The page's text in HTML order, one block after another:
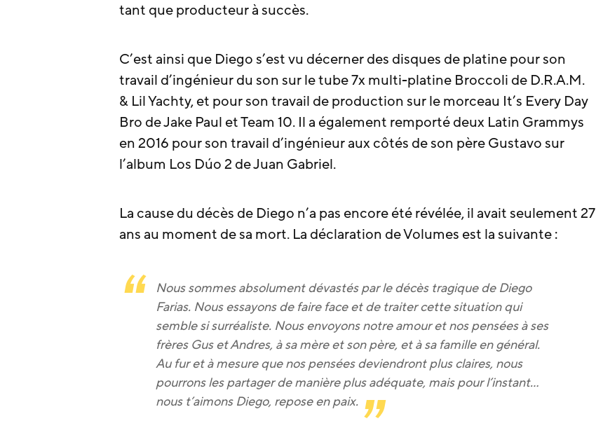
tant que producteur à succès.
C’est ainsi que Diego s’est vu décerner des disques de platine pour son
travail d’ingénieur du son sur le tube 7x multi-platine Broccoli de D.R.A.M.
& Lil Yachty, et pour son travail de production sur le morceau It’s Every Day
Bro de Jake Paul et Team 10. Il a également remporté deux Latin Grammys
en 2016 pour son travail d’ingénieur aux côtés de son père Gustavo sur
l’album Los Dúo 2 de Juan Gabriel.
La cause du décès de Diego n’a pas encore été révélée, il avait seulement 27
ans au moment de sa mort. La déclaration de Volumes est la suivante :
Nous sommes absolument dévastés par le décès tragique de Diego
Farias. Nous essayons de faire face et de traiter cette situation qui
semble si surréaliste. Nous envoyons notre amour et nos pensées à ses
frères Gus et Andres, à sa mère et son père, et à sa famille en général.
Au fur et à mesure que nos pensées deviendront plus claires, nous
pourrons les partager de manière plus adéquate, mais pour l’instant…
nous t’aimons Diego, repose en paix.